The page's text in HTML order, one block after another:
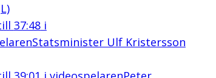
37:48i
Statsminister Ulf Kristersson